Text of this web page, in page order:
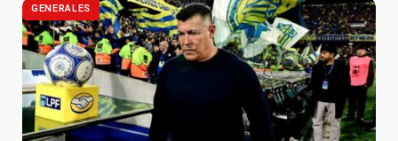
GENERALES